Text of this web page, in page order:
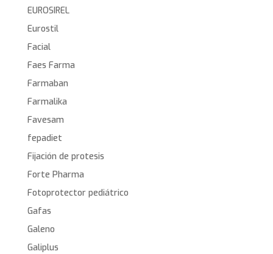
EUROSIREL
Eurostil
Facial
Faes Farma
Farmaban
Farmalika
Favesam
fepadiet
Fijación de protesis
Forte Pharma
Fotoprotector pediátrico
Gafas
Galeno
Galiplus